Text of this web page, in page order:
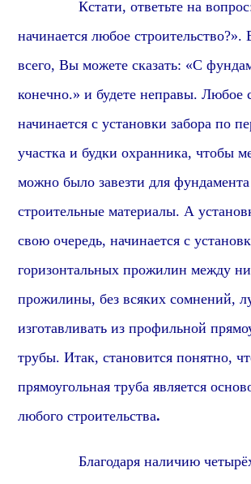
Кстати, ответьте на
начинается любое строительство?».
всего, Вы можете сказать: «С
конечно.» и будете неправы. Любое
начинается с установки забора по
участка и будки охранника, чтобы
можно было завезти для
строительные материалы. А
свою очередь, начинается с
горизонтальных прожилин между
прожилины, без всяких сомнений,
изготавливать изпрофильной
трубы. Итак,становится понятно,
прямоугольная труба является
любого строительства.
Благодаря наличию четырёх